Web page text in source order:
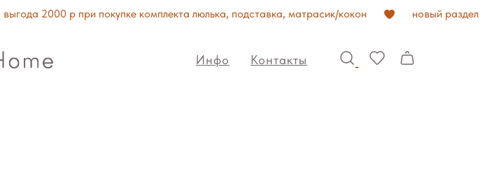
выгода 2000 р при покупке комплекта люлька, подставка, матрасик/кокон новый
Инфо Контакты